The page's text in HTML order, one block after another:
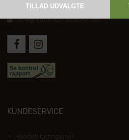
+45 6267 1447
info@hjemmeproduktion.dk
KUNDESERVICE
Handelsbetingelser